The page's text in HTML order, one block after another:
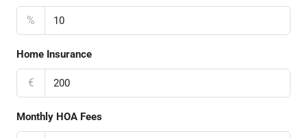
%
Home Insurance
€
Monthly HOA Fees